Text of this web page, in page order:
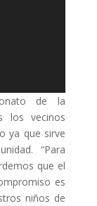
de la
los vecinos
ya que sirve
“Para
que el
es
niños de